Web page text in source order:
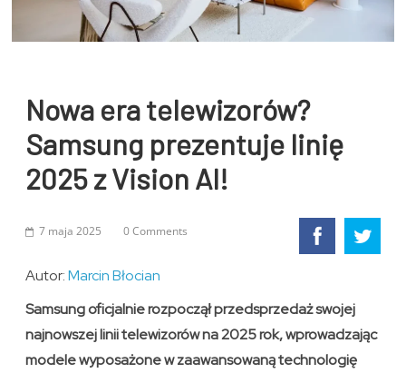
Nowa era telewizorów?
Samsung prezentuje linię
2025 z Vision AI!
7 maja 2025 0 Comments
Autor:Marcin Błocian
Samsung oficjalnie rozpoczął przedsprzedaż swojej
najnowszej linii telewizorów na 2025 rok, wprowadzając
modele wyposażone w zaawansowaną technologię